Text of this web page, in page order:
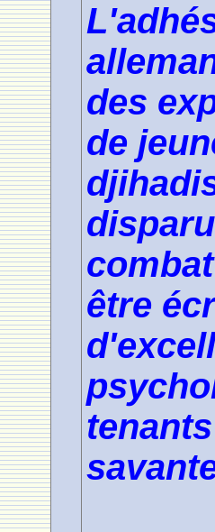
des
de
être